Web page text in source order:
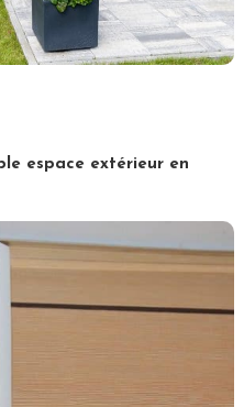
espace extérieur en